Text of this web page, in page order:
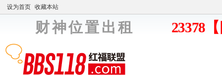
设为首页 收藏本站
财 神 位 置 出 租 23378